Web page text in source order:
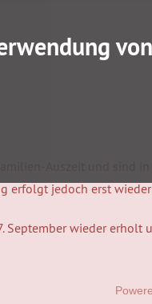
Auszeit und sind
jedoch erst
wieder